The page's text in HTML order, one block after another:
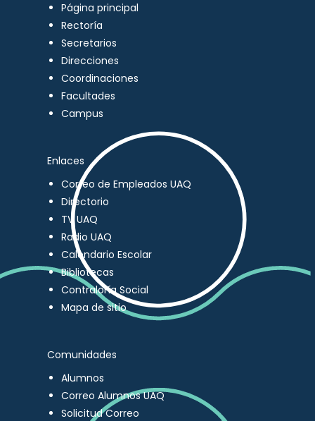
Página principal
Rectoría
Secretarios
Direcciones
Coordinaciones
Facultades
Campus
Enlaces
Correo de Empleados UAQ
Directorio
TV UAQ
Radio UAQ
Calendario Escolar
Bibliotecas
Contraloría Social
Mapa de sitio
Comunidades
Alumnos
Correo Alumnos UAQ
Solicitud Correo